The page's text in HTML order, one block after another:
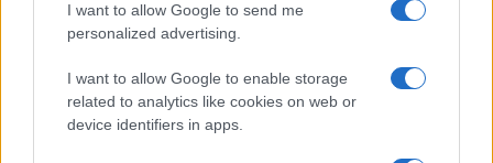
I want to allow Google to send me
personalized advertising.
I want to allow Google to enable storage
related to analytics like cookies on web or
device identifiers in apps.
Incidente a Baia Sardinia, scontro tra auto e
moto: un ferito
Olbia, le previsioni meteo per lunedì 10 agosto